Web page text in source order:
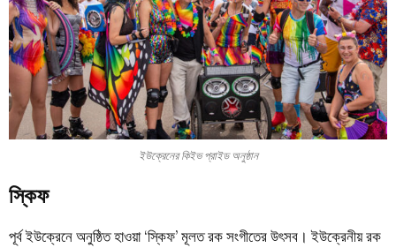
ইউক্রেনের কিইভ প্রাইড অনুষ্ঠান
স্কিফ
পূর্ব ইউক্রেনে অনুষ্ঠিত হাওয়া ‘স্কিফ’ মূলত রক সংগীতের উৎসব। ইউক্রেনীয় রক